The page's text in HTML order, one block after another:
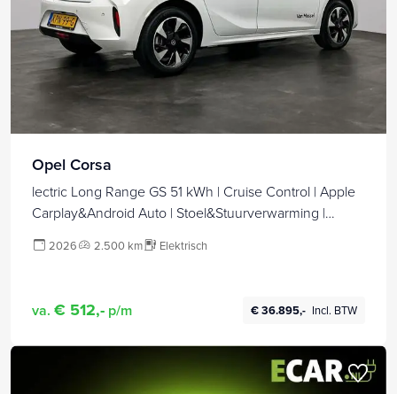
Opel Corsa
lectric Long Range GS 51 kWh | Cruise Control | Apple
Carplay&Android Auto | Stoel&Stuurverwarming |
2026 2.500 km Elektrisch
va. € 512,- p/m € 36.895,- Incl. BTW